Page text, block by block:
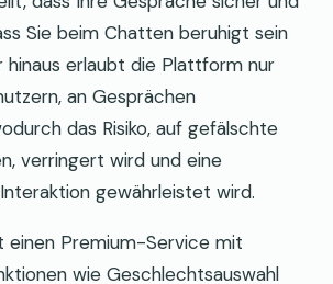
Sie beim Chatten beruhigt sein
hinaus erlaubt die Plattform nur
an Gesprächen
das Risiko, auf gefälschte
verringert wird und eine
gewährleistet wird.
Premium-Service mit
wie Geschlechtsauswahl